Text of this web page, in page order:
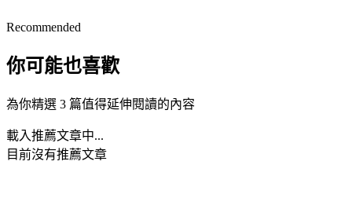
Recommended
你可能也喜歡
為你精選 3 篇值得延伸閱讀的內容
載入推薦文章中...
目前沒有推薦文章